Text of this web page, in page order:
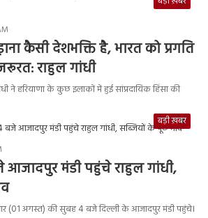
कैसी देशभक्ति है, भारत को प्रगति
राहुल गांधी
ने हरियाणा के कुछ इलाकों में हुई सांप्रदायिक हिंसा की
बड़ी ख़बर
मंडी पहुंचे राहुल गांधी,
(01 अगस्त) की सुबह 4 बजे दिल्ली के आजादपुर मंडी पहुंचे।